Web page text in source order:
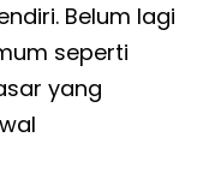
Belum lagi
seperti
yang